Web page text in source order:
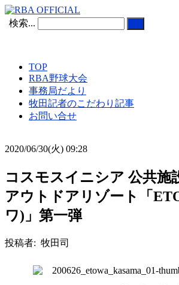
検索...
TOP
RBA野球大会
事務局だより
牧田記者のこだわり記事
お問い合せ
2020/06/30(火) 09:28
コスモスイニシア 公共施
アウトドアリゾート「
ワ)」第一弾
投稿者: 牧田司